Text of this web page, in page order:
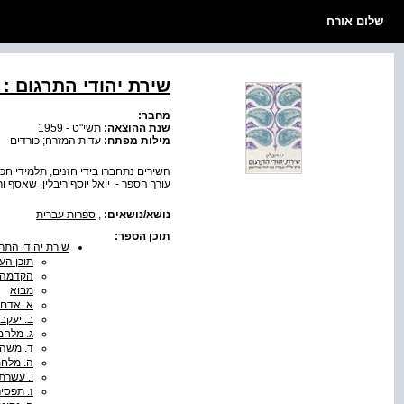
שלום אורח
שירת יהודי התרגום :
מחבר:
שנת ההוצאה: תשי"ט - 1959
מילות מפתח: עדות המזרח; כורדים
השירים נתחברו בידי חזנים, תלמידי
עורך הספר - יואל יוסף ריבלין, שאסף
נושא/נושאים:
ספרות עברית
תוכן הספר:
שירת יהודי
תוכן
הקדמה
מבוא
א. אדם
ב. יעקב
ג.
ד. משה
ה.
ו.
ז.